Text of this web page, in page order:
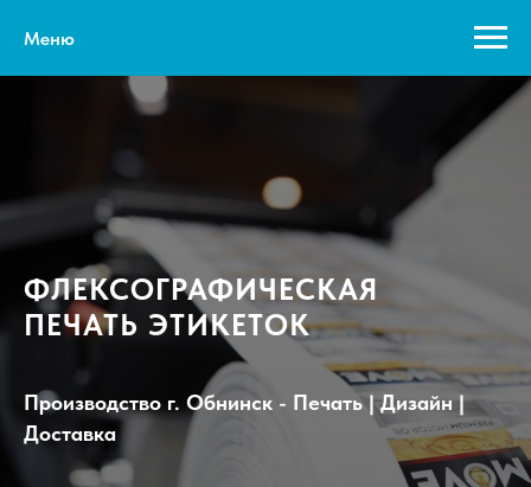
Меню
ФЛЕКСОГРАФИЧЕСКАЯ
ПЕЧАТЬ ЭТИКЕТОК
Производство г. Обнинск - Печать | Дизайн |
Доставка